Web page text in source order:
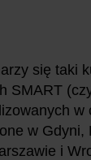
się taki
SMART
w
w Gdyni,
i